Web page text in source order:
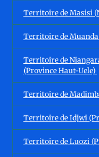
Territoire de Masisi
Territoire de
Territoire de
(Province Haut-Uele)
Territoire de
Territoire de Idjwi
Territoire de Luozi